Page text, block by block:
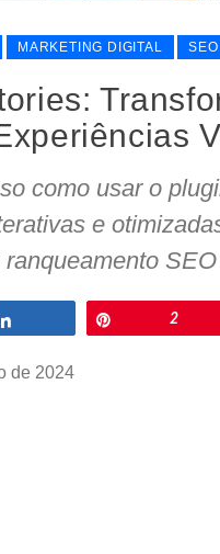
MARKETING DIGITAL SEO
como usar o
e
Compartilhar 2
de 2024